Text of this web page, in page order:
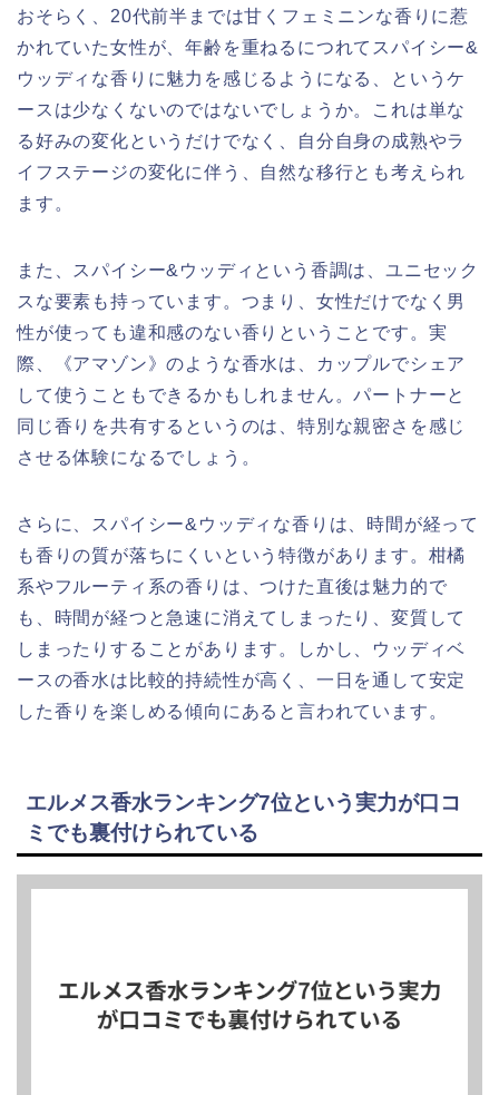
おそらく、20代前半までは甘くフェミニンな香りに惹
かれていた女性が、年齢を重ねるにつれてスパイシー&
ウッディな香りに魅力を感じるようになる、というケ
ースは少なくないのではないでしょうか。これは単な
る好みの変化というだけでなく、自分自身の成熟やラ
イフステージの変化に伴う、自然な移行とも考えられ
ます。
また、スパイシー&ウッディという香調は、ユニセック
スな要素も持っています。つまり、女性だけでなく男
性が使っても違和感のない香りということです。実
際、《アマゾン》のような香水は、カップルでシェア
して使うこともできるかもしれません。パートナーと
同じ香りを共有するというのは、特別な親密さを感じ
させる体験になるでしょう。
さらに、スパイシー&ウッディな香りは、時間が経って
も香りの質が落ちにくいという特徴があります。柑橘
系やフルーティ系の香りは、つけた直後は魅力的で
も、時間が経つと急速に消えてしまったり、変質して
しまったりすることがあります。しかし、ウッディベ
ースの香水は比較的持続性が高く、一日を通して安定
した香りを楽しめる傾向にあると言われています。
エルメス香水ランキング7位という実力が口コ
ミでも裏付けられている